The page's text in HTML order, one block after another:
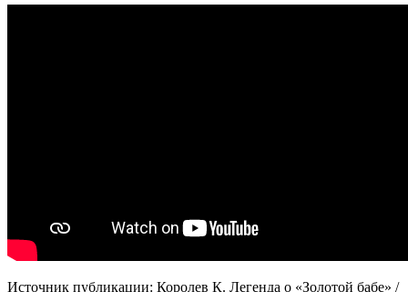
Источник публикации: Королев К. Легенда о «Золотой бабе» /